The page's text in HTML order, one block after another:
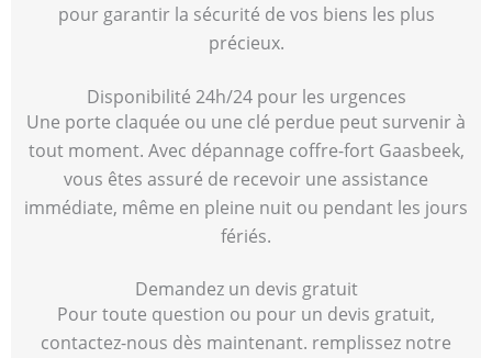
pour garantir la sécurité de vos biens les plus
précieux.
Disponibilité 24h/24 pour les urgences
Une porte claquée ou une clé perdue peut survenir à
tout moment. Avec dépannage coffre-fort Gaasbeek,
vous êtes assuré de recevoir une assistance
immédiate, même en pleine nuit ou pendant les jours
fériés.
Demandez un devis gratuit
Pour toute question ou pour un devis gratuit,
contactez-nous dès maintenant. remplissez notre